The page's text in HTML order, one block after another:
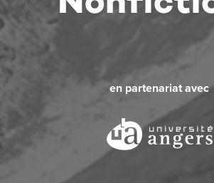
en partenariat avec